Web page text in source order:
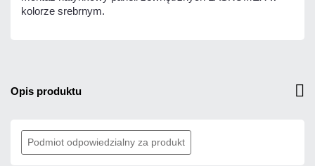
kolorze srebrnym.
opis produktu
Podmiot odpowiedzialny za produkt